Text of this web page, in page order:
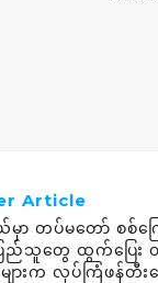
Article
ာ တပ်မတော် စစ်ကြ
ြည်သူတွေ ထွက်ပြေး
များက လုပ်ကြံဖန်တီးရ